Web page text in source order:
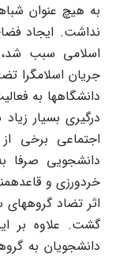
به هیچ عنوان
نداشت. ایجاد
اسلامی سبب شد،
دانشگاه‏ها به
درگیری بسیار
دانشجویی صرفا
خردورزی و
اثر تضاد
گشت. علاوه بر
دانشجویان به